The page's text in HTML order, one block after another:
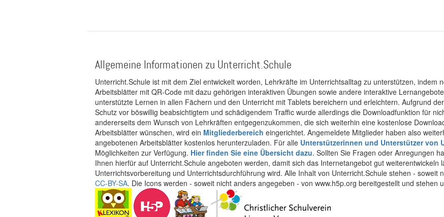
Allgemeine Informationen zu Unterricht.Schule
Unterricht.Schule ist mit dem Ziel entwickelt worden, Lehrkräfte im Unterrichtsalltag zu unterstützen, indem
Arbeitsblätter mit QR-Code mit dazu gehörigen interaktiven Übungen sowie andere interaktive
unterstützte Lernen in allen Fächern und den Unterricht mit Tablets bereichern und erleichtern. Aufgrund
Schutz vor böswillig beabsichtigtem und schädigendem Traffic wurde allerdings die Downloadfunktion für
andererseits dem Wunsch von Lehrkräften entgegenzukommen, die sich weiterhin eine kostenlose
Arbeitsblätter wünschen, wird ein Mitgliederbereich eingerichtet. Angemeldete Mitglieder haben also
angebotenen Arbeitsblätter kostenlos herunterzuladen. Für alle Unterstützerinnen und Unterstützer von
Möglichkeiten zur Verfügung. Hier finden Sie eine Übersicht dazu. Sollten Sie Fragen oder Anregungen
Ihnen hierfür auf Unterricht.Schule angeboten werden, damit sich das Internetangebot gut weiterentwickeln
Unterrichtsvorbereitung und Unterrichtsdurchführung wird. Alle Inhalt von Unterricht.Schule stehen - soweit
CC-BY-SA. Die Icons werden - soweit nicht anders angegeben - von www.h5p.org bereitgestellt und stehen